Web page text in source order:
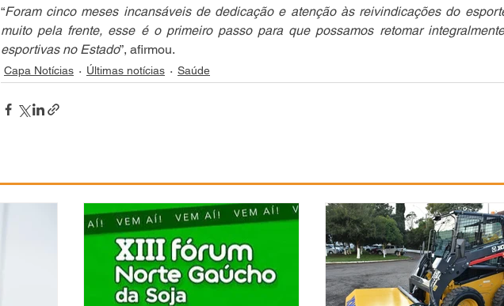
“Foram cinco meses incansáveis de dedicação e atenção às reivindicações do
muito pela frente, esse é o primeiro passo para que possamos retomar
esportivas no Estado”, afirmou.
Capa Notícias Últimas notícias Saúde